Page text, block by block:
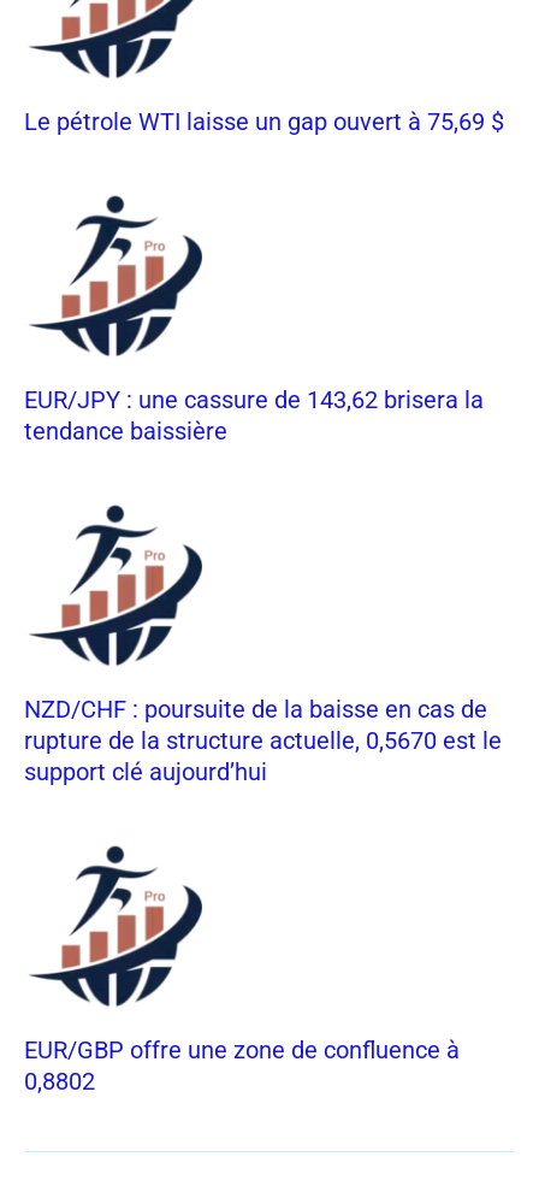
Le pétrole WTI laisse un gap ouvert à 75,69 $
EUR/JPY : une cassure de 143,62 brisera la
tendance baissière
NZD/CHF : poursuite de la baisse en cas de
rupture de la structure actuelle, 0,5670 est le
support clé aujourd’hui
EUR/GBP offre une zone de confluence à
0,8802